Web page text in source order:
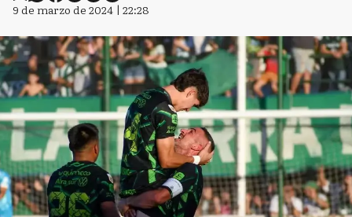
9 de marzo de 2024 | 22:28